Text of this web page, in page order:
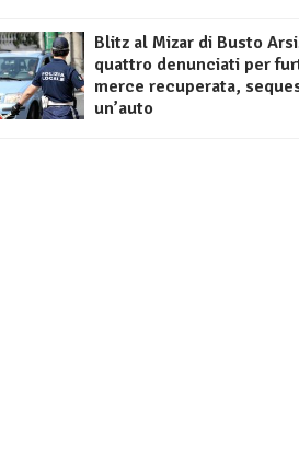
Blitz al Mizar di Busto
quattro denunciati per
merce recuperata,
un’auto